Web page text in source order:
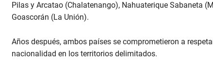
Pilas y Arcatao (Chalatenango), Nahuaterique Sabaneta
Goascorán (La Unión).
Años después, ambos países se comprometieron a
nacionalidad en los territorios delimitados.